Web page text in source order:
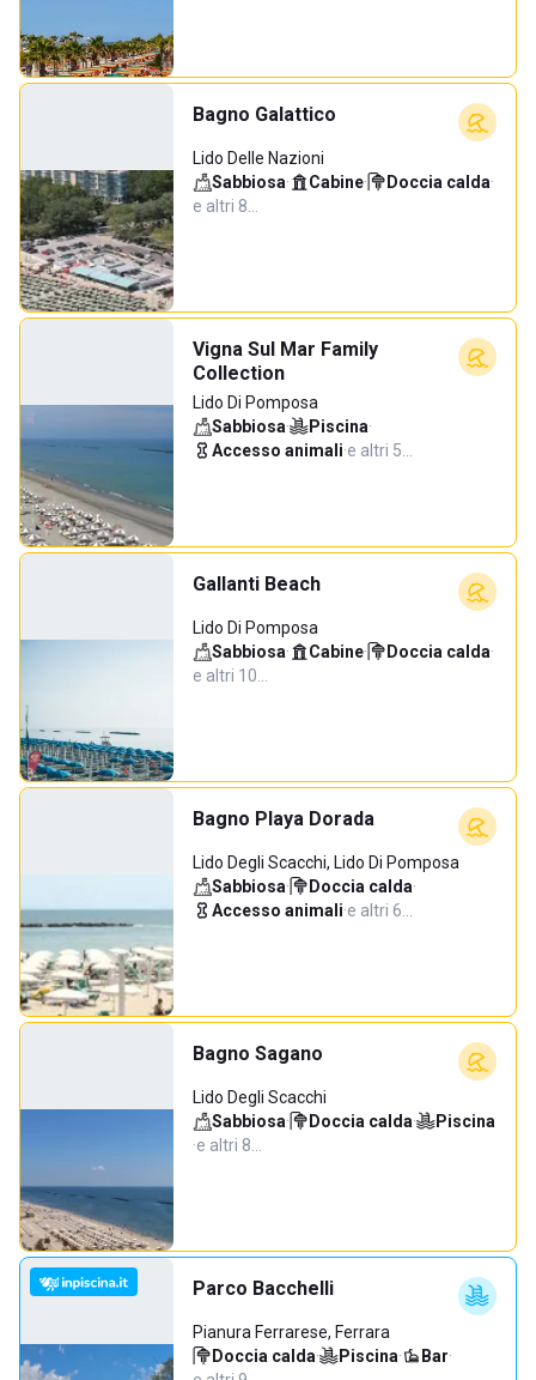
Bagno Galattico
Lido Delle Nazioni
Sabbiosa· Cabine· Doccia calda·
e altri 8…
Vigna Sul Mar Family
Collection
Lido Di Pomposa
Sabbiosa· Piscina·
Accesso animali·e altri 5…
Gallanti Beach
Lido Di Pomposa
Sabbiosa· Cabine· Doccia calda·
e altri 10…
Bagno Playa Dorada
Lido Degli Scacchi, Lido Di Pomposa
Sabbiosa· Doccia calda·
Accesso animali·e altri 6…
Bagno Sagano
Lido Degli Scacchi
Sabbiosa· Doccia calda·
Piscina
·e altri 8…
Parco Bacchelli
Pianura Ferrarese, Ferrara
Doccia calda· Piscina· Bar·